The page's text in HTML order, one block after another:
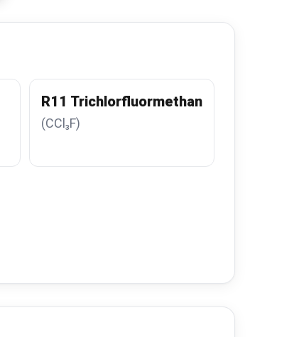
R11 Trichlorfluormethan
(CCl₃F)